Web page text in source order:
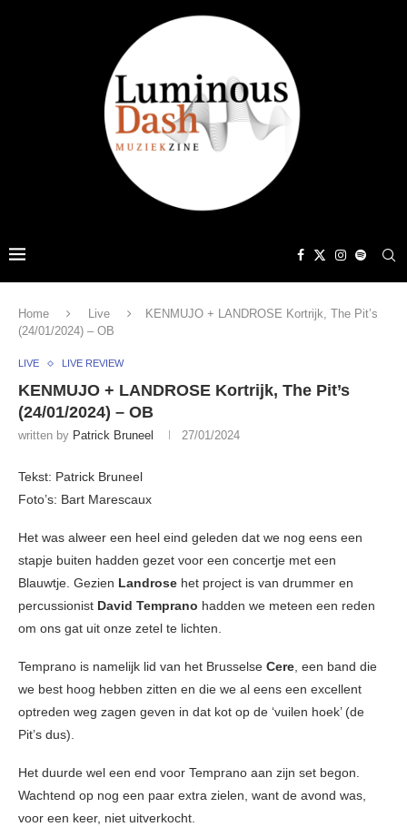
Home Live
KENMUJO + LANDROSE Kortrijk, The Pit’s
(24/01/2024) – OB
LIVE LIVE REVIEW
KENMUJO + LANDROSE Kortrijk, The Pit’s
(24/01/2024) – OB
written by Patrick Bruneel 27/01/2024
Tekst: Patrick Bruneel
Foto’s: Bart Marescaux
Het was alweer een heel eind geleden dat we nog eens een
stapje buiten hadden gezet voor een concertje met een
Blauwtje. Gezien Landrose het project is van drummer en
percussionist David Temprano hadden we meteen een reden
om ons gat uit onze zetel te lichten.
Temprano is namelijk lid van het Brusselse Cere, een band die
we best hoog hebben zitten en die we al eens een excellent
optreden weg zagen geven in dat kot op de ‘vuilen hoek’ (de
Pit’s dus).
Het duurde wel een end voor Temprano aan zijn set begon.
Wachtend op nog een paar extra zielen, want de avond was,
voor een keer, niet uitverkocht.